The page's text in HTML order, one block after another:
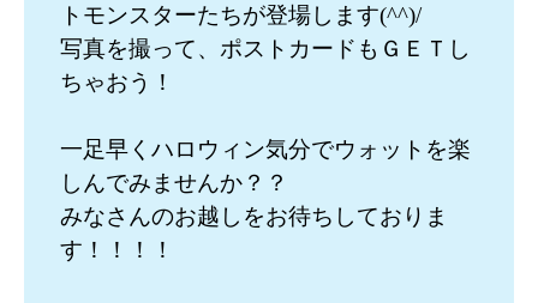
トモンスターたちが登場します(^^)/
写真を撮って、ポストカードもＧＥＴし
ちゃおう！
一足早くハロウィン気分でウォットを楽
しんでみませんか？？
みなさんのお越しをお待ちしておりま
す！！！！